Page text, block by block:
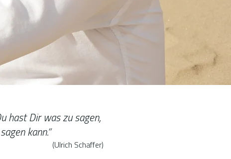
hast Dir was zu sagen,
kann.“
(Ulrich Schaffer)